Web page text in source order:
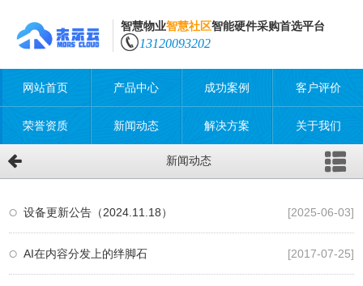
智慧物业智慧社区智能硬件采购首选平台
13120093202
网站首页 产品中心 成功案例 客户评价
荣誉资质 新闻动态 解决方案 关于我们
新闻动态
设备更新公告（2024.11.18） [2025-06-03]
AI在内容分发上的绊脚石 [2017-07-25]